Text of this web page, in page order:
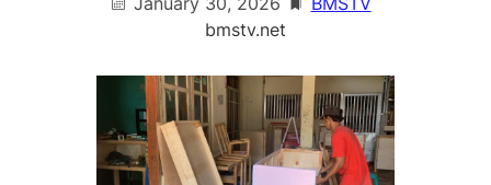
bmstv.net